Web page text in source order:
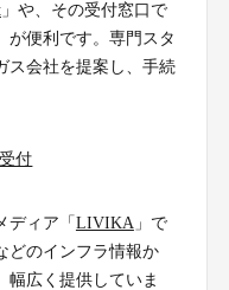
」や、その受付窓口で
が便利です。専門スタ
ス会社を提案し、手続
付
ディア「LIVIKA 」で
どのインフラ情報か
幅広く提供していま